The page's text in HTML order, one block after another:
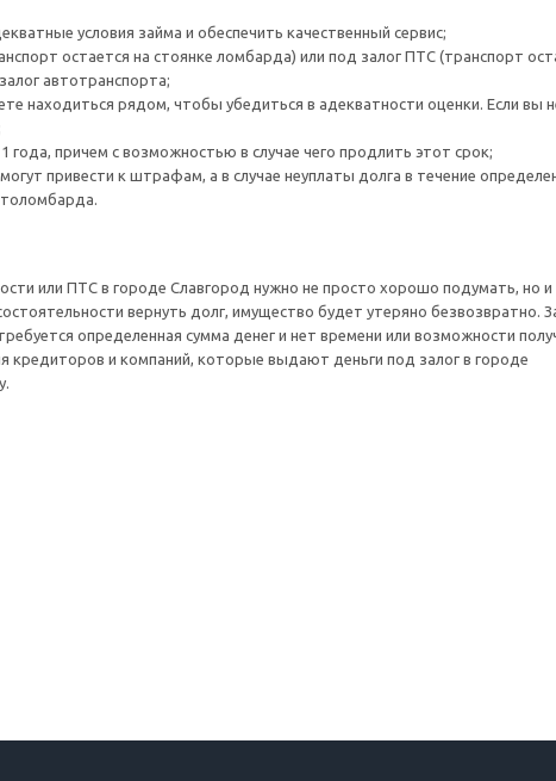
условия займа и обеспечить качественный сервис;
остается на стоянке ломбарда) или под залог ПТС (транспорт
автотранспорта;
находиться рядом, чтобы убедиться в адекватности оценки. Если вы
причем с возможностью в случае чего продлить этот срок;
привести к штрафам, а в случае неуплаты долга в течение
или ПТС в городе Славгород нужно не просто хорошо подумать, но и
вернуть долг, имущество будет утеряно безвозвратно.
определенная сумма денег и нет времени или возможности
и компаний, которые выдают деньги под залог в городе